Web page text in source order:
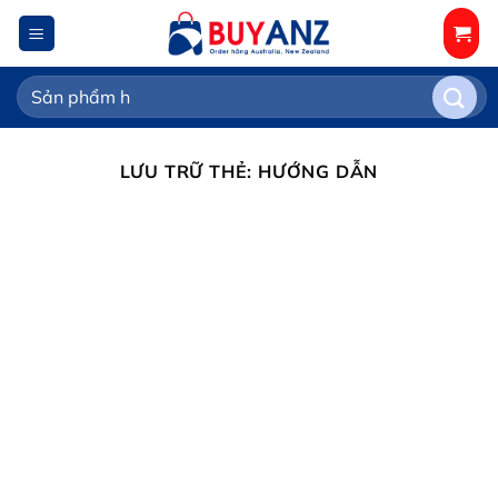
Chuyển
đến
nội
dung
Tìm
kiếm:
LƯU TRỮ THẺ: HƯỚNG DẪN